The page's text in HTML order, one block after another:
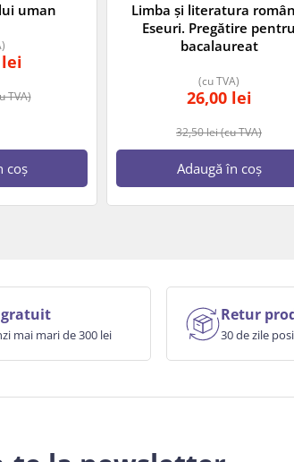
uman
TVA)
lei
coș
Limba și literatura
Eseuri. Pregătire pentru
bacalaureat
32,50lei(cu TVA)
26,00 lei
(cu TVA)
Adaugă în coș
mai mari de 300 lei
Retur
30 de zile